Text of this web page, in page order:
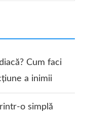
Cum faci
a inimii
o simplă